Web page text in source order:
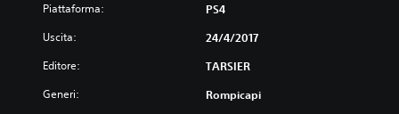
Piattaforma: PS4
Uscita: 24/4/2017
Editore: TARSIER
Generi: Rompicapi